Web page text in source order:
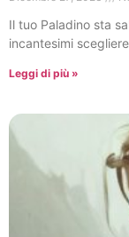
Il tuo Paladino sta
incantesimi
Leggi di più »